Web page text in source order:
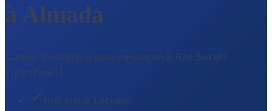
à Almada
Location d'entrepôts et garde-meubles sur la Rive Sud dès
{{priceFrom}}
Rive Sud de Lisbonne